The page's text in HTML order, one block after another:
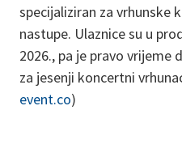
specijaliziran za vrhunske
nastupe. Ulaznice su u
2026., pa je pravo vrijeme
za jesenji koncertni
event.co)